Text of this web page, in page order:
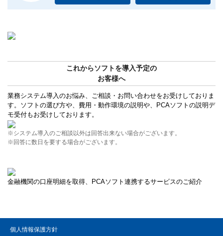
これからソフトを導入予定の
お客様へ
業務システム導入のお悩み、ご相談・お問い合わせをお受けしておりま
す。ソフトの選び方や、費用・動作環境の説明や、PCAソフトの説明デ
モ受付もお受けしております。
※システム導入のご相談以外は回答出来ない場合がございます。
※回答に数日を要する場合がございます。
金融機関の口座明細を取得、PCAソフト連携するサービスのご紹介
個人情報保護方針